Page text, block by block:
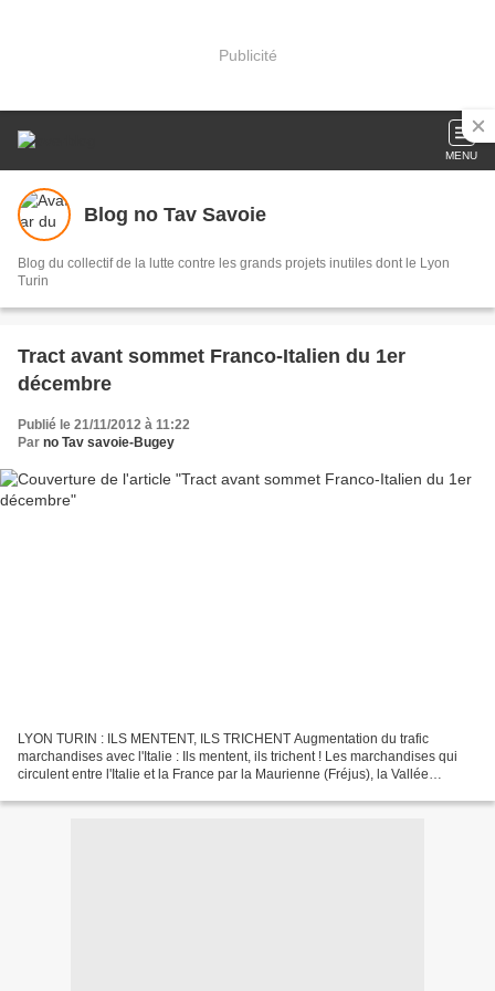
Publicité
MENU
Blog no Tav Savoie
Blog du collectif de la lutte contre les grands projets inutiles dont le Lyon
Turin
Tract avant sommet Franco-Italien du 1er
décembre
Publié le 21/11/2012 à 11:22
Par no Tav savoie-Bugey
LYON TURIN : ILS MENTENT, ILS TRICHENT Augmentation du trafic
marchandises avec l'Italie : Ils mentent, ils trichent ! Les marchandises qui
circulent entre l'Italie et la France par la Maurienne (Fréjus), la Vallée